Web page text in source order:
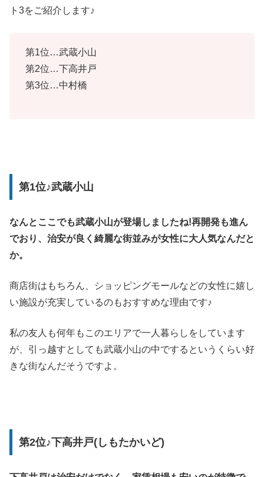
ト3をご紹介します♪
第1位…武蔵小山
第2位…下高井戸
第3位…中村橋
第1位♪武蔵小山
なんとここでも武蔵小山が登場しましたね!再開発も進ん
でおり、治安が良く綺麗な街並みが女性に大人気なんだと
か。
商店街はもちろん、ショッピングモールなどの女性に嬉し
い施設が充実しているのもおすすめな理由です♪
私の友人も何年もこのエリアで一人暮らしをしています
が、引っ越すとしても武蔵小山の中でするというくらい好
きな街なんだそうですよ。
第2位♪下高井戸(しもたかいど)